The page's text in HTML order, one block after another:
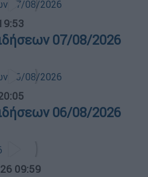
07/08/2026
06/08/2026
09:59